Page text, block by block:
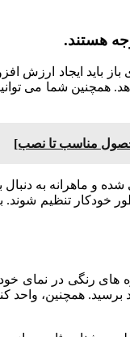
هستند.
باید ایجاد ارزش
همچنین شما می
مناسب تا نصب]
خودکار تنظیم
همچنین، واحد